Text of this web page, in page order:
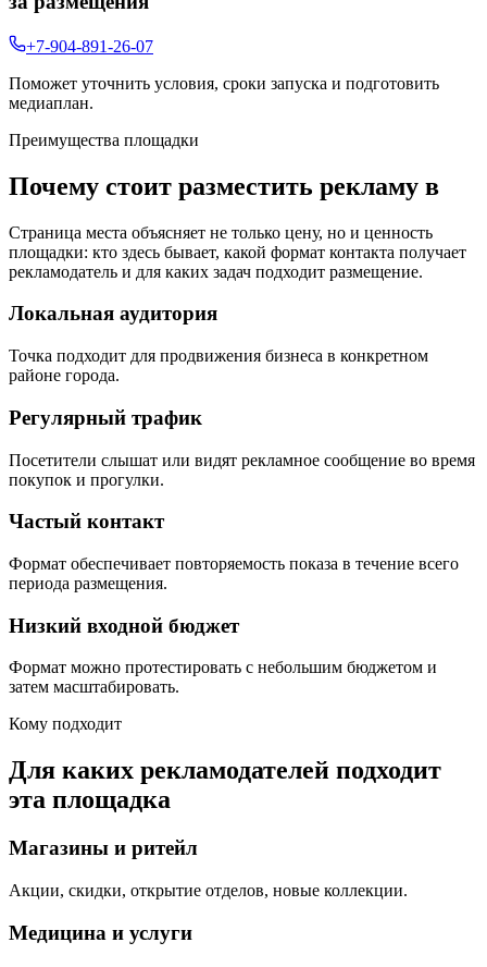
+7-904-891-26-07
Поможет уточнить условия, сроки запуска и подготовить
медиаплан.
Преимущества площадки
Почему стоит разместить рекламу в
Страница места объясняет не только цену, но и ценность
площадки: кто здесь бывает, какой формат контакта получает
рекламодатель и для каких задач подходит размещение.
Локальная аудитория
Точка подходит для продвижения бизнеса в конкретном
районе города.
Регулярный трафик
Посетители слышат или видят рекламное сообщение во время
покупок и прогулки.
Частый контакт
Формат обеспечивает повторяемость показа в течение всего
периода размещения.
Низкий входной бюджет
Формат можно протестировать с небольшим бюджетом и
затем масштабировать.
Кому подходит
Для каких рекламодателей подходит
эта площадка
Магазины и ритейл
Акции, скидки, открытие отделов, новые коллекции.
Медицина и услуги